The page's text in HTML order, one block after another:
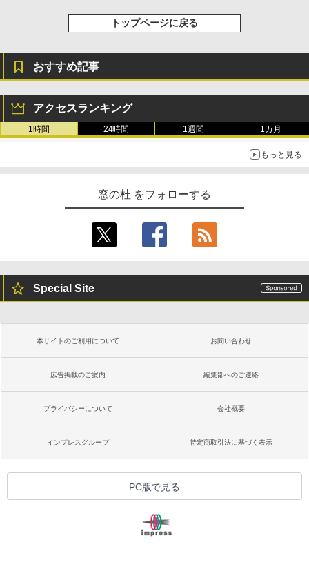
整、色調調節ライト、プレミアムペン付
き、グラファイト
トップページに戻る
おすすめ記事
アクセスランキング
1時間 24時間 1週間 1カ月
もっと見る
窓の杜 をフォローする
Special Site
本サイトのご利用について お問い合わせ
広告掲載のご案内 編集部へのご連絡
プライバシーについて 会社概要
インプレスグループ 特定商取引法に基づく表示
PC版で見る